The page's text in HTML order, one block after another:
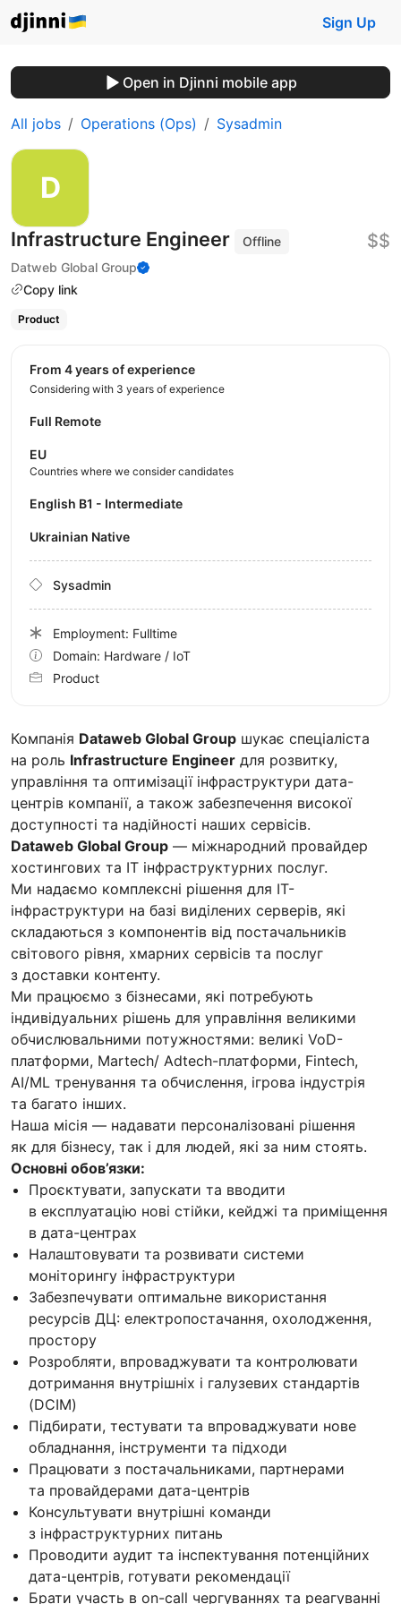
Sign Up
Open in Djinni mobile app
All jobs Operations (Ops) Sysadmin
Infrastructure Engineer
Offline
Datweb Global Group
Copy link
$$
Product
Компанія Dataweb Global Group шукає спеціаліста
на роль Infrastructure Engineer для розвитку,
управління та оптимізації інфраструктури дата-
центрів компанії, а також забезпечення високої
доступності та надійності наших сервісів.
Dataweb Global Group — міжнародний провайдер
хостингових та ІТ інфраструктурних послуг.
Ми надаємо комплексні рішення для ІТ-
інфраструктури на базі виділених серверів, які
складаються з компонентів від постачальників
світового рівня, хмарних сервісів та послуг
з доставки контенту.
Ми працюємо з бізнесами, які потребують
індивідуальних рішень для управління великими
обчислювальними потужностями: великі VoD-
платформи, Martech/ Adtech-платформи, Fintech,
AI/ML тренування та обчислення, ігрова індустрія
та багато інших.
Наша місія — надавати персоналізовані рішення
як для бізнесу, так і для людей, які за ним стоять.
Основні обов’язки:
Проєктувати, запускати та вводити
в експлуатацію нові стійки, кейджі та приміщення
в дата-центрах
Налаштовувати та розвивати системи
моніторингу інфраструктури
Забезпечувати оптимальне використання
ресурсів ДЦ: електропостачання, охолодження,
простору
Розробляти, впроваджувати та контролювати
дотримання внутрішніх і галузевих стандартів
(DCIM)
Підбирати, тестувати та впроваджувати нове
обладнання, інструменти та підходи
Працювати з постачальниками, партнерами
та провайдерами дата-центрів
Консультувати внутрішні команди
з інфраструктурних питань
Проводити аудит та інспектування потенційних
дата-центрів, готувати рекомендації
Брати участь в on-call чергуваннях та реагуванні
from 4 years of experience
Considering with 3 years of experience
Full Remote
EU
Countries where we consider candidates
English B1 - Intermediate
Ukrainian Native
Sysadmin
Employment: Fulltime
Domain: Hardware / IoT
Product